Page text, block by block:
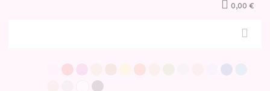
0,00 €